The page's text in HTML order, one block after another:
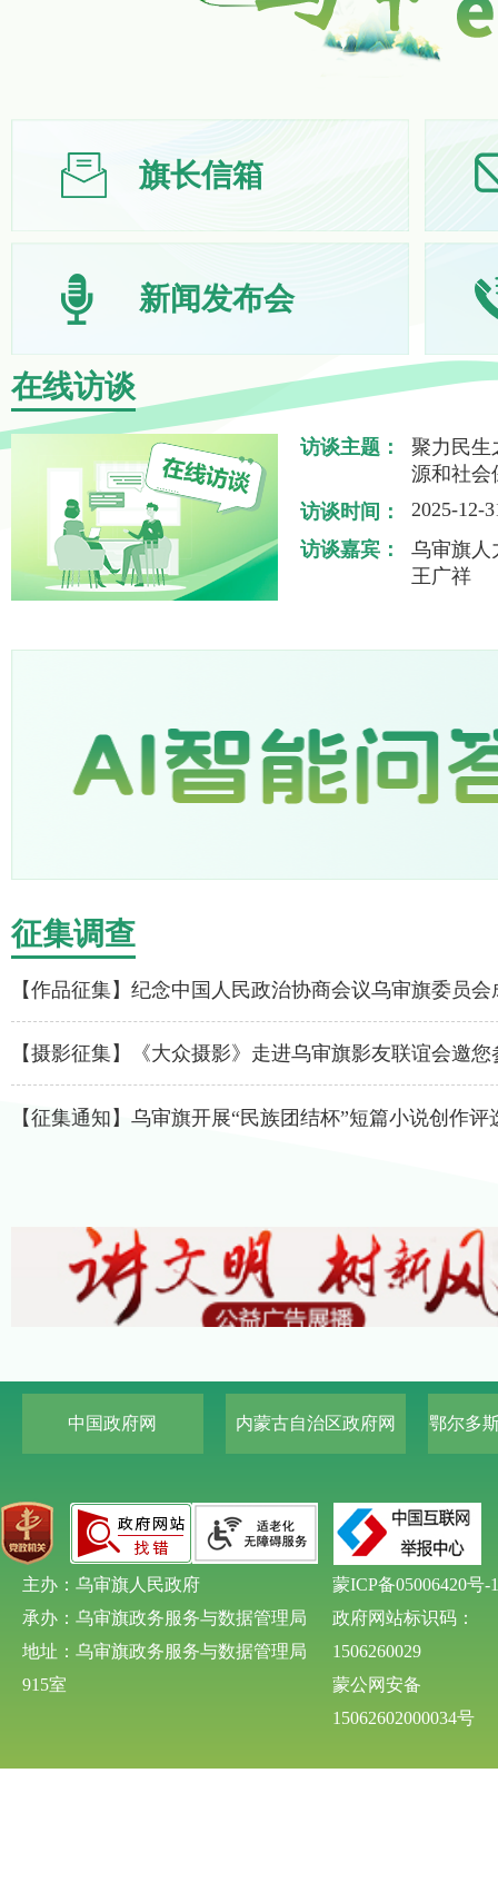
旗长信箱
新闻发布会
在线访谈
访谈主题：
聚力民
源和社会
访谈时间：
2025-12-
访谈嘉宾：
乌审旗人
王广祥
征集调查
【作品征集】纪念中国人民政治协商会议乌审旗委员会
【摄影征集】《大众摄影》走进乌审旗影友联谊会邀您
【征集通知】乌审旗开展“民族团结杯”短篇小说创作评
中国政府网 内蒙古自治区政府网 鄂尔多
主办：乌审旗人民政府
承办：乌审旗政务服务与数据管理局
地址：乌审旗政务服务与数据管理局
915室
蒙ICP备05006420号-1
政府网站标识码：
1506260029
蒙公网安备
15062602000034号